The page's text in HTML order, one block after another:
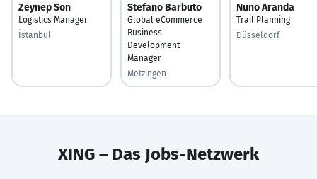
Zeynep Son
Logistics Manager
İstanbul
Stefano Barbuto
Global eCommerce
Business
Development
Manager
Metzingen
Nuno Aranda
Trail Planning
Düsseldorf
XING – Das Jobs-Netzwerk